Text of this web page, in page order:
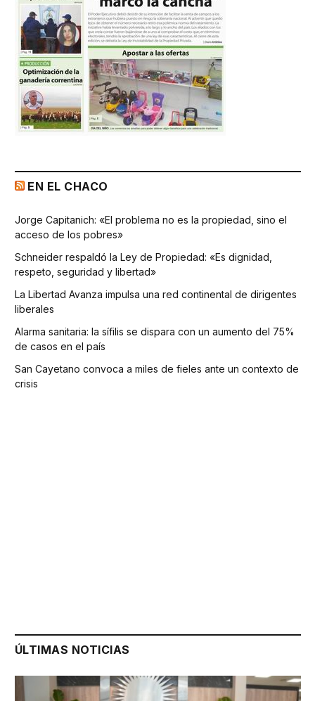
EN EL CHACO
Jorge Capitanich: «El problema no es la propiedad, sino el
acceso de los pobres»
Schneider respaldó la Ley de Propiedad: «Es dignidad,
respeto, seguridad y libertad»
La Libertad Avanza impulsa una red continental de dirigentes
liberales
Alarma sanitaria: la sífilis se dispara con un aumento del 75%
de casos en el país
San Cayetano convoca a miles de fieles ante un contexto de
crisis
ÚLTIMAS NOTICIAS